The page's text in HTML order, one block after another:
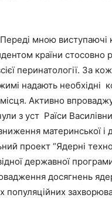
мною виступаючі
країни стосовно
перинатології. За
надають необхідні
Активно
з уст Раїси
материнської і
проект “Ядерні
державної
досягнень
популяційних